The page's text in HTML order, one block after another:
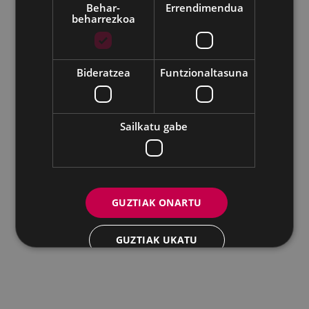
Udalaren sare sozial guztiak
Eibarko Andretxea - Isasi kalea, 11 | 20600 Eibar
Andretxea: 943 54 39 38Berdintasuna: 943 70 84 40
andretxea@eibar.eus
berdintasuna@eibar.eus
IFZ: P2003100A | DIR3 L01200300
Behar-
beharrezkoa
Errendimendua
Bideratzea Funtzionaltasuna
Sailkatu gabe
GUZTIAK ONARTU
GUZTIAK UKATU